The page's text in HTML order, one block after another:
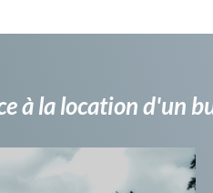
à la location d'un